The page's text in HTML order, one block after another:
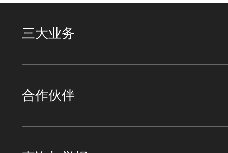
三大业务
合作伙伴